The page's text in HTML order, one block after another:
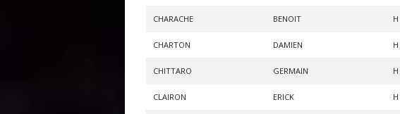
CHARACHE BENOIT H
CHARTON DAMIEN H
CHITTARO GERMAIN H
CLAIRON ERICK H